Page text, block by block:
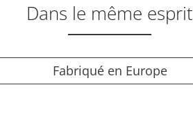
Dans le même esprit
Fabriqué en Europe